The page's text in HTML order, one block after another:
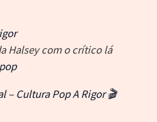
Halsey com o crítico lá
Cultura Pop A Rigor 🎬